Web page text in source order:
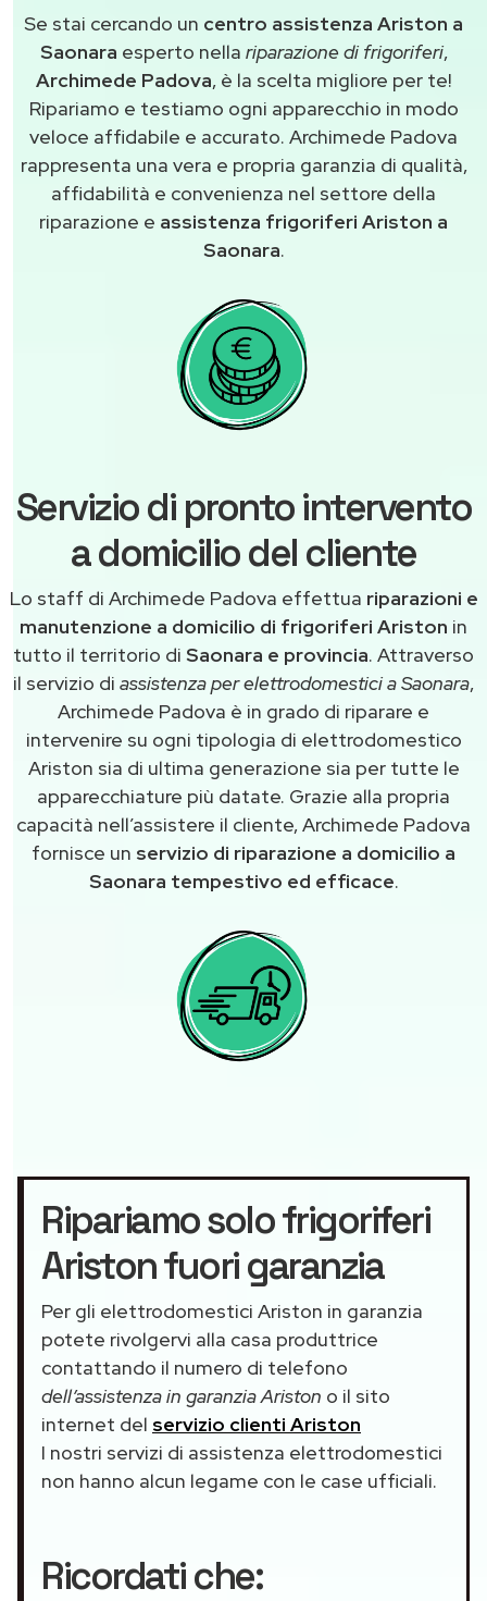
Se stai cercando un centro assistenza Ariston a
Saonara esperto nella riparazione di frigoriferi,
Archimede Padova, è la scelta migliore per te!
Ripariamo e testiamo ogni apparecchio in modo
veloce affidabile e accurato. Archimede Padova
rappresenta una vera e propria garanzia di qualità,
affidabilità e convenienza nel settore della
riparazione e assistenza frigoriferi Ariston a
Saonara.
Servizio di pronto intervento
a domicilio del cliente
Lo staff di Archimede Padova effettua riparazioni e
manutenzione a domicilio di frigoriferi Ariston in
tutto il territorio di Saonara e provincia. Attraverso
il servizio di assistenza per elettrodomestici a Saonara,
Archimede Padova è in grado di riparare e
intervenire su ogni tipologia di elettrodomestico
Ariston sia di ultima generazione sia per tutte le
apparecchiature più datate. Grazie alla propria
capacità nell’assistere il cliente, Archimede Padova
fornisce un servizio di riparazione a domicilio a
Saonara tempestivo ed efficace.
Ripariamo solo frigoriferi
Ariston fuori garanzia
Per gli elettrodomestici Ariston in garanzia
potete rivolgervi alla casa produttrice
contattando il numero di telefono
dell’assistenza in garanzia Ariston o il sito
internet del servizio clienti Ariston
I nostri servizi di assistenza elettrodomestici
non hanno alcun legame con le case ufficiali.
Ricordati che: